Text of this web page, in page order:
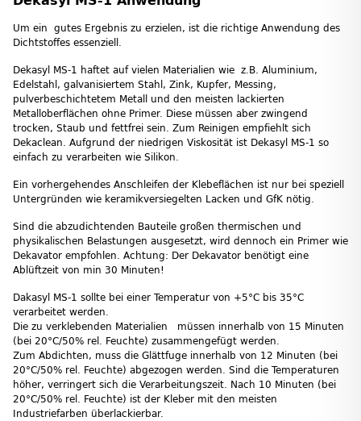
Um ein gutes Ergebnis zu erzielen, ist die richtige Anwendung des
Dichtstoffes essenziell.
Dekasyl MS-1 haftet auf vielen Materialien wie z.B. Aluminium,
Edelstahl, galvanisiertem Stahl, Zink, Kupfer, Messing,
pulverbeschichtetem Metall und den meisten lackierten
Metalloberflächen ohne Primer. Diese müssen aber zwingend
trocken, Staub und fettfrei sein. Zum Reinigen empfiehlt sich
Dekaclean. Aufgrund der niedrigen Viskosität ist Dekasyl MS-1 so
einfach zu verarbeiten wie Silikon.
Ein vorhergehendes Anschleifen der Klebeflächen ist nur bei speziell
Untergründen wie keramikversiegelten Lacken und GfK nötig.
Sind die abzudichtenden Bauteile großen thermischen und
physikalischen Belastungen ausgesetzt, wird dennoch ein Primer wie
Dekavator empfohlen. Achtung: Der Dekavator benötigt eine
Ablüftzeit von min 30 Minuten!
Dakasyl MS-1 sollte bei einer Temperatur von +5°C bis 35°C
verarbeitet werden.
Die zu verklebenden Materialien müssen innerhalb von 15 Minuten
(bei 20°C/50% rel. Feuchte) zusammengefügt werden.
Zum Abdichten, muss die Glättfuge innerhalb von 12 Minuten (bei
20°C/50% rel. Feuchte) abgezogen werden. Sind die Temperaturen
höher, verringert sich die Verarbeitungszeit. Nach 10 Minuten (bei
20°C/50% rel. Feuchte) ist der Kleber mit den meisten
Industriefarben überlackierbar.